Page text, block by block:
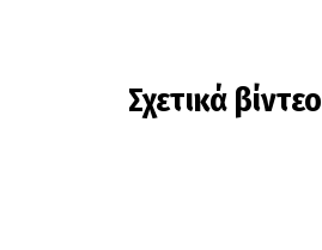
Σχετικά βίντεο